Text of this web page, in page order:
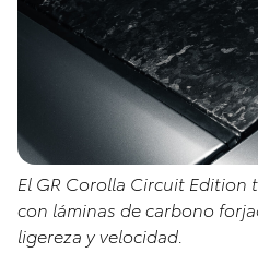
El GR Corolla Circuit
con láminas de carbono
ligereza y velocidad.